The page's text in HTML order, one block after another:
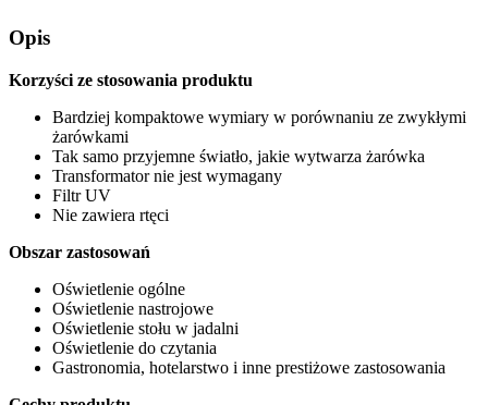
Opis
Korzyści ze stosowania produktu
Bardziej kompaktowe wymiary w porównaniu ze zwykłymi
żarówkami
Tak samo przyjemne światło, jakie wytwarza żarówka
Transformator nie jest wymagany
Filtr UV
Nie zawiera rtęci
Obszar zastosowań
Oświetlenie ogólne
Oświetlenie nastrojowe
Oświetlenie stołu w jadalni
Oświetlenie do czytania
Gastronomia, hotelarstwo i inne prestiżowe zastosowania